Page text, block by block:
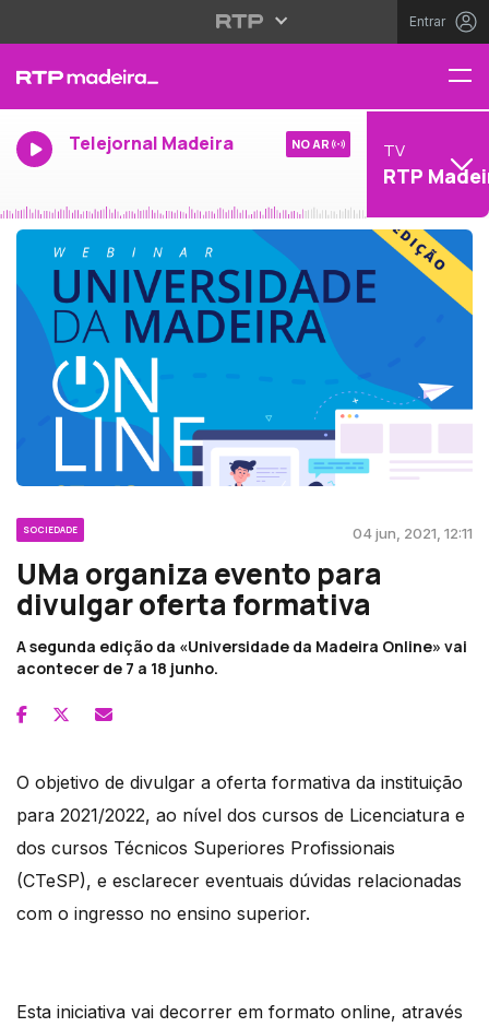
Entrar
Telejornal Madeira NO AR TV
RTP
SOCIEDADE 04 jun, 2021, 12:11
UMa organiza evento para
divulgar oferta formativa
A segunda edição da «Universidade da Madeira Online» vai
acontecer de 7 a 18 junho.
O objetivo de divulgar a oferta formativa da instituição
para 2021/2022, ao nível dos cursos de Licenciatura e
dos cursos Técnicos Superiores Profissionais
(CTeSP), e esclarecer eventuais dúvidas relacionadas
com o ingresso no ensino superior.
Esta iniciativa vai decorrer em formato online, através